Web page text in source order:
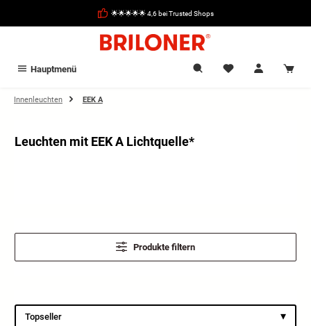
🌟🌟🌟🌟🌟 4,6 bei Trusted Shops
Hauptmenü
Innenleuchten EEK A
Leuchten mit EEK A Lichtquelle*
Produkte filtern
Topseller ▾